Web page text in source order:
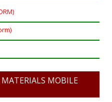
MOBILE